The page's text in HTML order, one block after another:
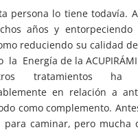
persona lo tiene todavía.
años y
reduciendo su calidad
la Energía de la
tratamientos ha
en relación a
como complemento.
para caminar, pero mucha